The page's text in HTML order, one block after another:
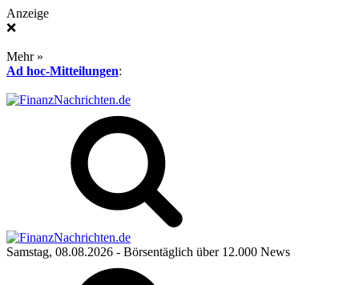
Anzeige
❌
Mehr »
Ad hoc-Mitteilungen:
Samstag, 08.08.2026 - Börsentäglich über 12.000 News